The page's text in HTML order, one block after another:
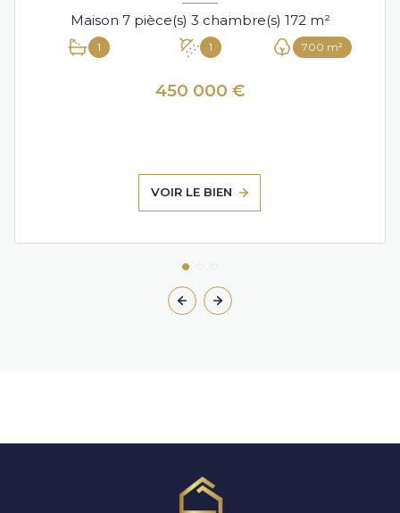
Maison 7 pièce(s) 3 chambre(s) 172 m²
1 1 700 m²
450 000 €
VOIR LE BIEN